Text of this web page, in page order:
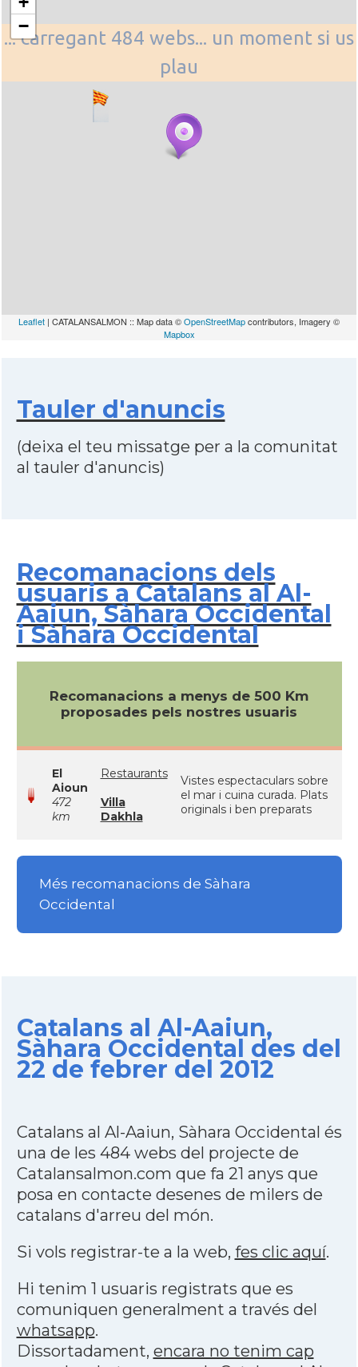
... carregant 484 webs... un moment si us
plau
−
Leaflet | CATALANSALMON :: Map data ©OpenStreetMapcontributors, Imagery ©
Mapbox
Tauler d'anuncis
(deixa el teu missatge per a la comunitat
al tauler d'anuncis)
Recomanacions dels
usuaris a Catalans al Al-
Aaiun, Sàhara Occidental
i Sàhara Occidental
Recomanacions a menys de 500 Km
proposades pels nostres usuaris
El
Aioun
472
km
Restaurants
Villa
Dakhla
Vistes espectaculars sobre
el mar i cuina curada. Plats
originals i ben preparats
Més recomanacions de Sàhara
Occidental
Catalans al Al-Aaiun,
Sàhara Occidental des del
22 de febrer del 2012
Catalans al Al-Aaiun, Sàhara Occidental és
una de les 484 webs del projecte de
Catalansalmon.com que fa 21 anys que
posa en contacte desenes de milers de
catalans d'arreu del món.
Si vols registrar-te a la web, fes clic aquí.
Hi tenim 1 usuaris registrats que es
comuniquen generalment a través del
whatsapp.
Dissortadament, encara no tenim cap